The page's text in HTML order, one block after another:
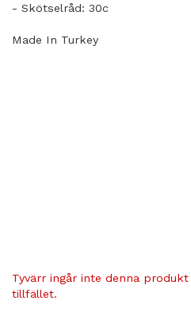
- Skötselråd: 30c
Made In Turkey
Tyvärr ingår inte denna
tillfället.